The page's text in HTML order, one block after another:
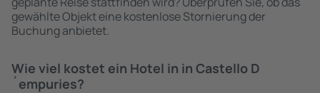
gewählte Objekt eine kostenlose Stornierung der
Buchung anbietet.
Wie viel kostet ein Hotel in in Castello D
´empuries?